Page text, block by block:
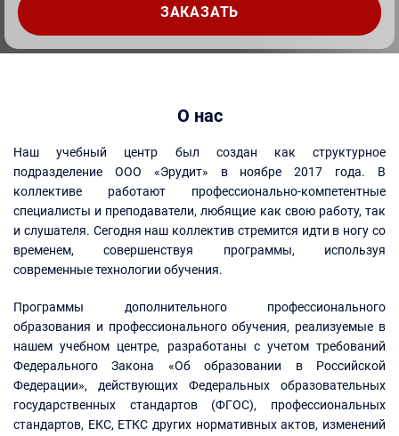
О нас
Наш учебный центр был создан как структурное
подразделение ООО «Эрудит» в ноябре 2017 года. В
коллективе работают профессионально-компетентные
специалисты и преподаватели, любящие как свою работу, так
и слушателя. Сегодня наш коллектив стремится идти в ногу со
временем, совершенствуя программы, используя
современные технологии обучения.
Программы дополнительного профессионального
образования и профессионального обучения, реализуемые в
нашем учебном центре, разработаны с учетом требований
Федерального Закона «Об образовании в Российской
Федерации», действующих Федеральных образовательных
государственных стандартов (ФГОС), профессиональных
стандартов, ЕКС, ЕТКС других нормативных актов, изменений